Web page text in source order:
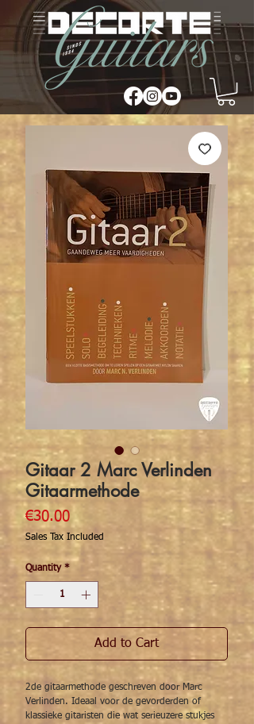
Gitaar 2 Marc Verlinden
Gitaarmethode
€30.00Price
Sales Tax Included
Quantity *
Add to Cart
2de gitaarmethode geschreven door Marc
Verlinden. Ideaal voor de gevorderden of
klassieke gitaristen die wat serieuzere stukjes